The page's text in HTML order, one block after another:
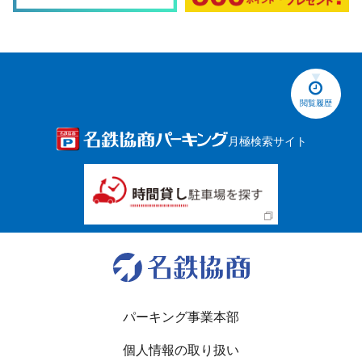
閲覧履歴
月極検索サイト
パーキング事業本部
個人情報の取り扱い